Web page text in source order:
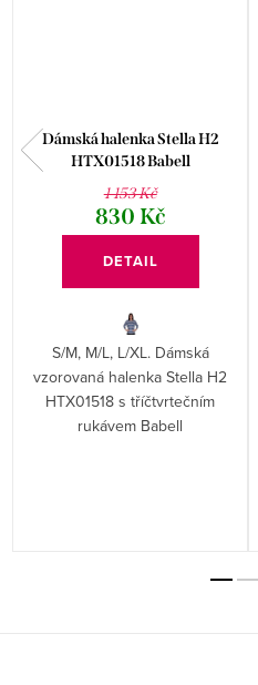
Dámská halenka Stella H2
HTX01518 Babell
1 153 Kč
830 Kč
DETAIL
S/M, M/L, L/XL. Dámská
vzorovaná halenka Stella H2
HTX01518 s tříčtvrtečním
rukávem Babell